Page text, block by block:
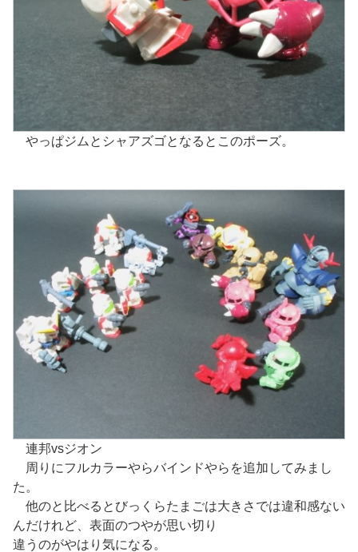
やっぱジムとシャアズゴとなるとこのポーズ。
連邦vsジオン
周りにフルカラーやらバインドやらを追加してみまし
た。
他のと比べるとびっくらたまごは大きさでは違和感ない
んだけれど、表面のつやが思い切り
違うのがやはり気になる。